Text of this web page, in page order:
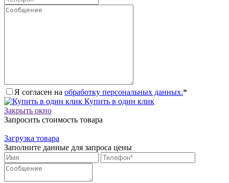
Я согласен на обработку персональных данных.*
Купить в один клик
Закрыть окно
Запросить стоимость товара
Загрузка товара
Заполните данные для запроса цены